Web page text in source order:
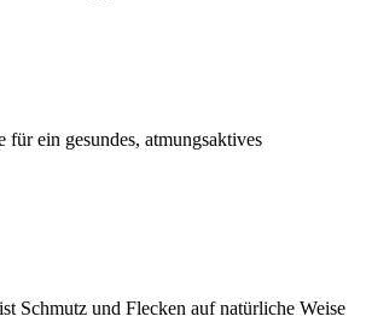
ein gesundes, atmungsaktives
Schmutz und Flecken auf natürliche Weise